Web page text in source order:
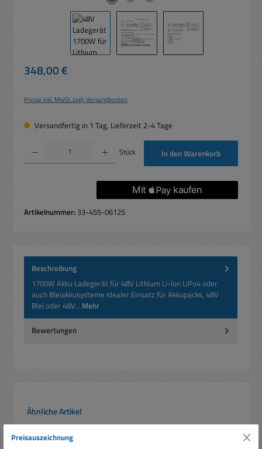
Regulärer Preis:
348,00 €
Preise inkl. MwSt. zzgl. Versandkosten
Versandfertig in 1 Tag, Lieferzeit 2-4 Tage
Produkt Anzahl: Gib den gewünschten Wert ein oder benutze die Schaltflächen um
Stück In den Warenkorb
Artikelnummer: 33-455-06125
Beschreibung
1700W Akku Ladegerät für 48V Lithium Li-Ion LiPo4 oder
auch Bleiakkusysteme Idealer Einsatz für Akkupacks, 48V
Blei oder 48V… Mehr
Bewertungen
Produktgalerie überspringen
Ähnliche Artikel
Preisauszeichnung